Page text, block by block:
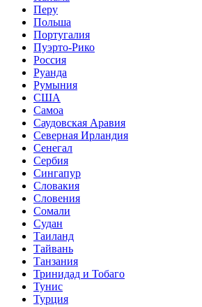
Перу
Польша
Португалия
Пуэрто-Рико
Россия
Руанда
Румыния
США
Самоа
Саудовская Аравия
Северная Ирландия
Сенегал
Сербия
Сингапур
Словакия
Словения
Сомали
Судан
Таиланд
Тайвань
Танзания
Тринидад и Тобаго
Тунис
Турция